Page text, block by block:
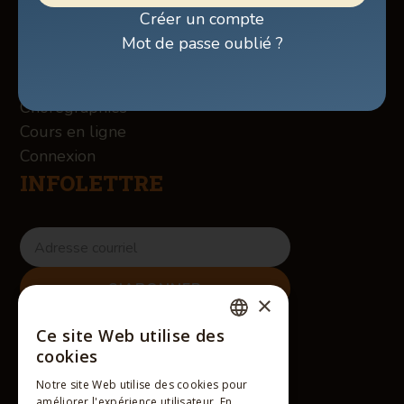
Créer un compte
Mot de passe oublié ?
Boutique
À propos des Winslow
Chorégraphies
Cours en ligne
Connexion
INFOLETTRE
RÉSEAUX SOCIAUX
×
Ce site Web utilise des
cookies
Notre site Web utilise des cookies pour